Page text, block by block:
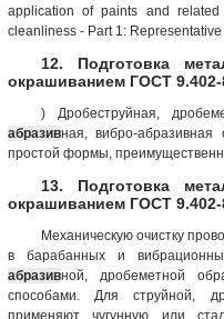
application of paints and
cleanliness - Part 1:
12. Подготовка
окрашиванием ГОСТ 9.402-
) Дробеструйная,
абразивная, вибро-
простой формы,
13. Подготовка
окрашиванием ГОСТ 9.402-
Механическую очистку
в барабанных и
абразивной, дробеметной
способами. Для струйной,
применяют чугунную или